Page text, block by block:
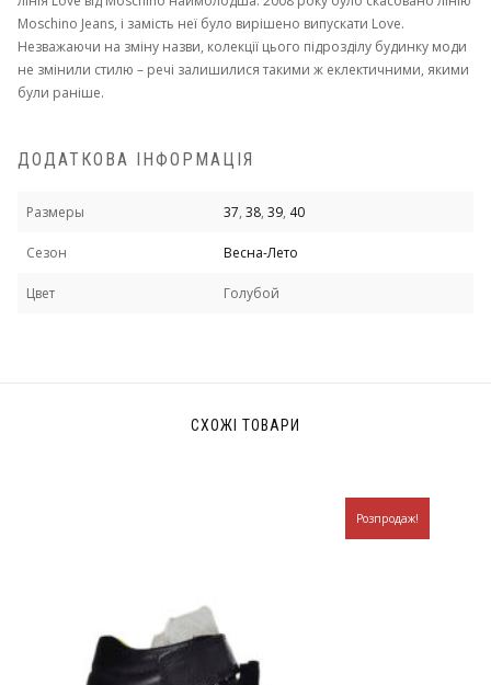
Moschino Jeans, і замість неї було вирішено випускати Love.
Незважаючи на зміну назви, колекції цього підрозділу будинку моди
не змінили стилю – речі залишилися такими ж еклектичними, якими
були раніше.
ДОДАТКОВА ІНФОРМАЦІЯ
Размеры 37, 38, 39, 40
Сезон Весна-Лето
Цвет Голубой
СХОЖІ ТОВАРИ
Розпродаж!